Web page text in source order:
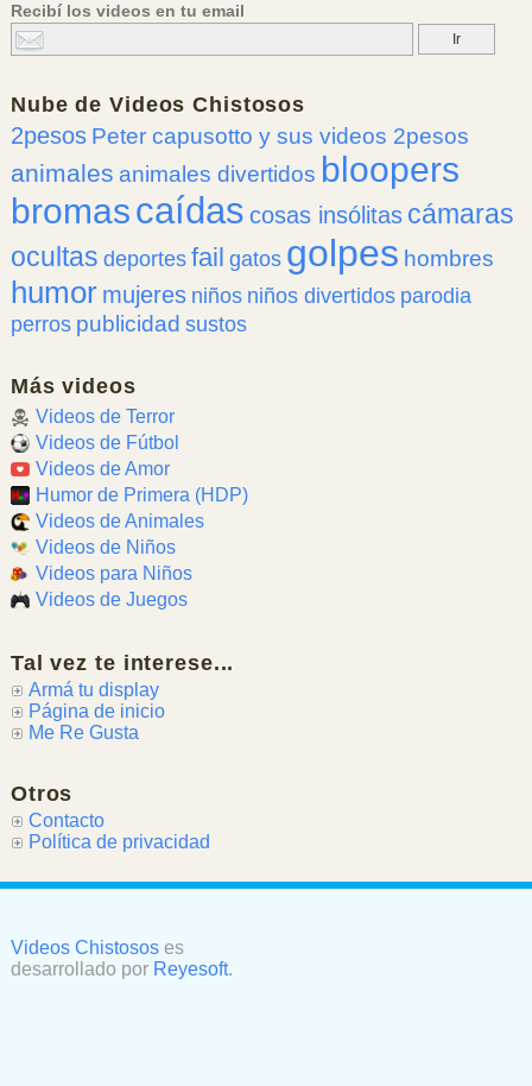
Recibí los videos en tu email
Nube deVideos Chistosos
2pesos Peter capusotto y sus videos 2pesos
animales animales divertidos bloopers
bromascaídas cosas insólitas cámaras
ocultas deportes fail gatos golpes hombres
humor mujeres niños niños divertidos parodia
perros publicidad sustos
Más videos
Videos de Terror
Videos de Fútbol
Videos de Amor
Humor de Primera (HDP)
Videos de Animales
Videos de Niños
Videos para Niños
Videos de Juegos
Tal vez te interese...
Armá tu display
Página de inicio
Me Re Gusta
Otros
Contacto
Política de privacidad
Videos Chistososes
desarrollado por Reyesoft.